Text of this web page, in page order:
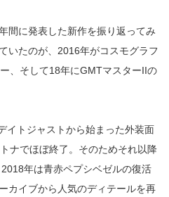
間に発表した新作を振り返ってみ
いたのが、2016年がコスモグラフ
、そして18年にGMTマスターIIの
トジャストから始まった外装面
ナでほぼ終了。そのためそれ以降
年は青赤ペプシベゼルの復活
カイブから人気のディテールを再